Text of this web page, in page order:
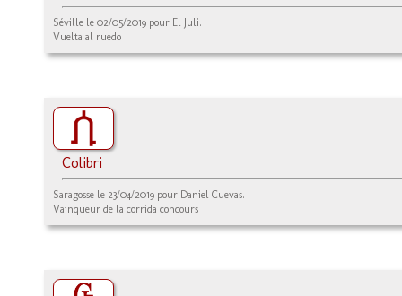
Séville le 02/05/2019 pour El Juli.
Vuelta al ruedo
Colibri
Saragosse le 23/04/2019 pour Daniel Cuevas.
Vainqueur de la corrida concours